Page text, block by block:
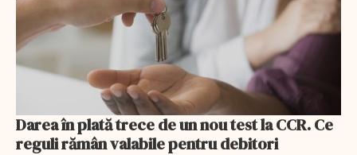
Darea în plată trece de un nou test la CCR. Ce
reguli rămân valabile pentru debitori